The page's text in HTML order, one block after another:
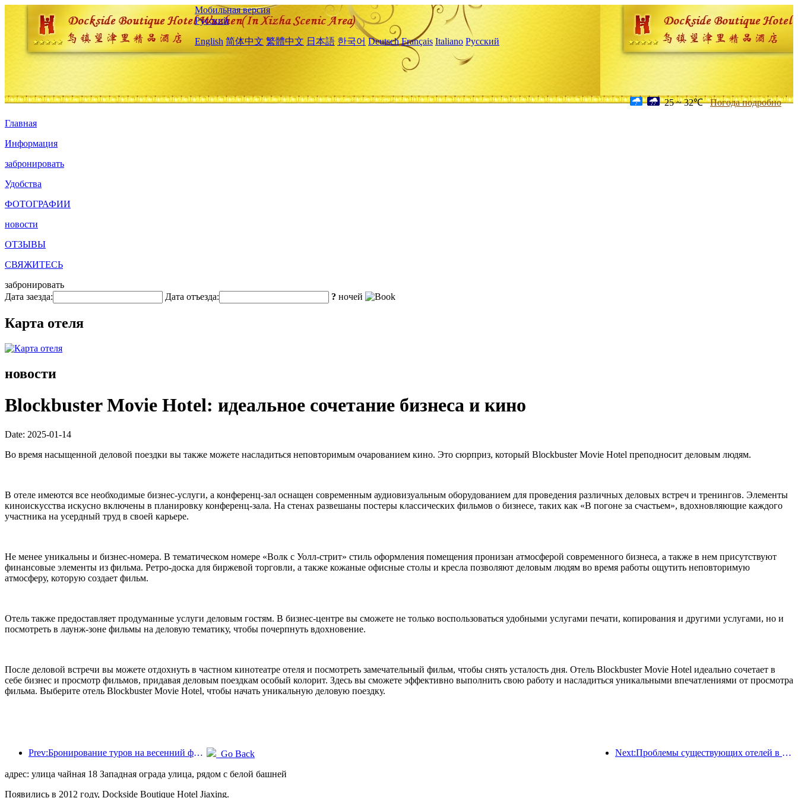
Мобильная версия
Русский
English 简体中文 繁體中文 日本語 한국어 Deutsch Français Italiano Русский
25 ~ 32℃ Погода подробно
Главная
Информация
забронировать
Удобства
ФОТОГРАФИИ
новости
ОТЗЫВЫ
СВЯЖИТЕСЬ
забронировать
Дата заезда:
Дата отъезда: ? ночей
Карта отеля
новости
Blockbuster Movie Hotel: идеальное сочетание бизнеса и кино
Date: 2025-01-14
Во время насыщенной деловой поездки вы также можете насладиться неповторимым очарованием кино. Это сюрприз, который Blockbuster Movie Hotel преподносит деловым людям.
В отеле имеются все необходимые бизнес-услуги, а конференц-зал оснащен современным аудиовизуальным оборудованием для проведения различных деловых встреч и тренингов. Элементы
киноискусства искусно включены в планировку конференц-зала. На стенах развешаны постеры классических фильмов о бизнесе, таких как «В погоне за счастьем», вдохновляющие каждого
участника на усердный труд в своей карьере.
Не менее уникальны и бизнес-номера. В тематическом номере «Волк с Уолл-стрит» стиль оформления помещения пронизан атмосферой современного бизнеса, а также в нем присутствуют
финансовые элементы из фильма. Ретро-доска для биржевой торговли, а также кожаные офисные столы и кресла позволяют деловым людям во время работы ощутить неповторимую
атмосферу, которую создает фильм.
Отель также предоставляет продуманные услуги деловым гостям. В бизнес-центре вы сможете не только воспользоваться удобными услугами печати, копирования и другими услугами, но и
посмотреть в лаунж-зоне фильмы на деловую тематику, чтобы почерпнуть вдохновение.
После деловой встречи вы можете отдохнуть в частном кинотеатре отеля и посмотреть замечательный фильм, чтобы снять усталость дня. Отель Blockbuster Movie Hotel идеально сочетает в
себе бизнес и просмотр фильмов, придавая деловым поездкам особый колорит. Здесь вы сможете эффективно выполнить свою работу и насладиться уникальными впечатлениями от просмотра
фильма. Выберите отель Blockbuster Movie Hotel, чтобы начать уникальную деловую поездку.
Prev:Бронирование туров на весенний фестиваль стремительно растет! 2,3 миллиона гостиничных компаний могут иметь хороший старт Next:Проблемы существующих отелей в эпоху 2.0: модернизация — это основа, это настоящая инновация ценности
Go Back
адрес: улица чайная 18 Западная ограда улица, рядом с белой башней
Появились в 2012 году, Dockside Boutique Hotel Jiaxing.